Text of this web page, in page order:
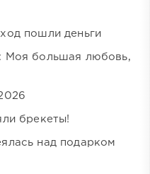
пошли деньги
Моя большая любовь,
брекеты!
над подарком